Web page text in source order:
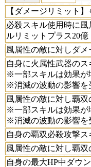
【ダメージリミット】
必殺スキル使用時に
ルリミットプラス20億
風属性の敵に対しダメ
自身に火属性武器のス
※一部スキルは効果が
※消滅の波動の影響を
風属性の敵に対し覇
※一部スキルは効果が
※消滅の波動の影響を
自身の覇双必殺攻撃ス
風属性の敵に対し覇双
自身の最大HP中ダウ